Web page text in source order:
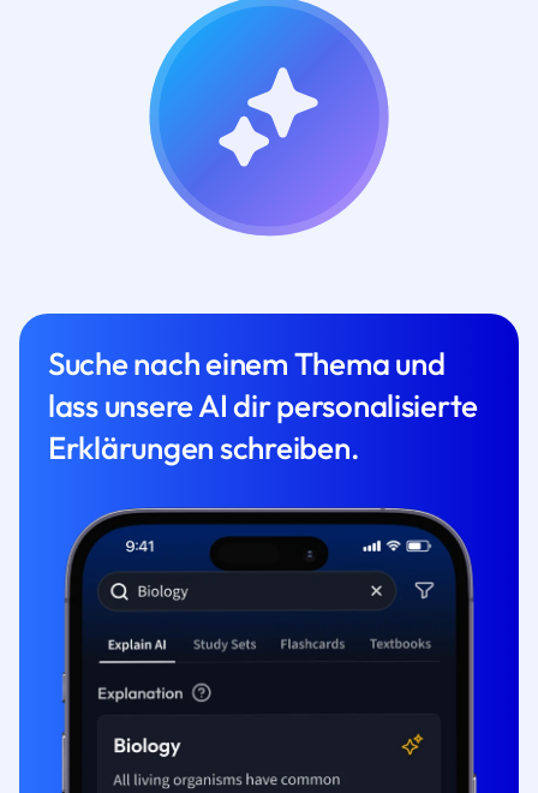
Suche nach einem Thema und
lass unsere AI dir personalisierte
Erklärungen schreiben.